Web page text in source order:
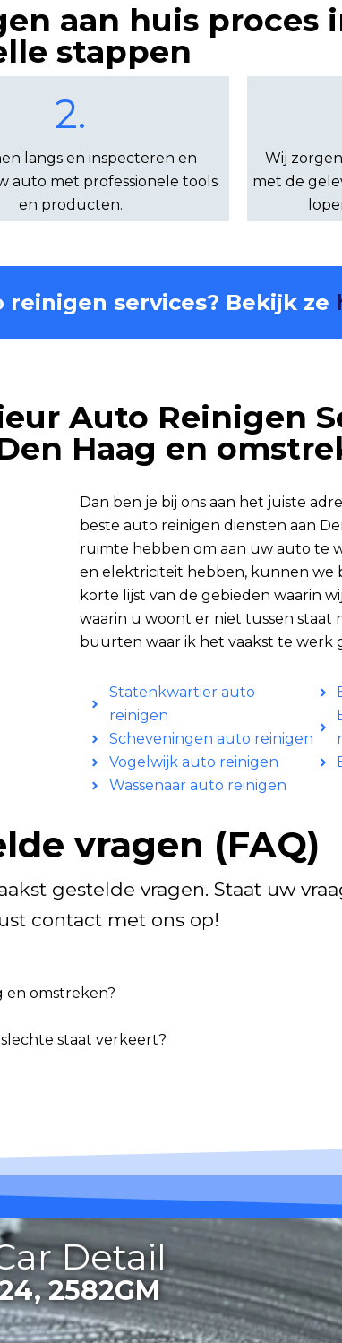
aan huis proces
stappen
2.
langs en inspecteren en
auto met professionele tools
en producten.
Wij
met de
services? Bekijk ze
Auto Reinigen
Haag en
Dan ben je bij ons aan het juiste
beste auto reinigen diensten aan
ruimte hebben om aan uw auto te
en elektriciteit hebben, kunnen we
korte lijst van de gebieden waarin
waarin u woont er niet tussen staat
buurten waar ik het vaakst te werk
Statenkwartier auto
reinigen
Scheveningen auto reinigen
Vogelwijk auto reinigen
Wassenaar auto reinigen
vragen (FAQ)
gestelde vragen. Staat uw
contact met ons op!
en omstreken?
staat verkeert?
Detail
2582GM